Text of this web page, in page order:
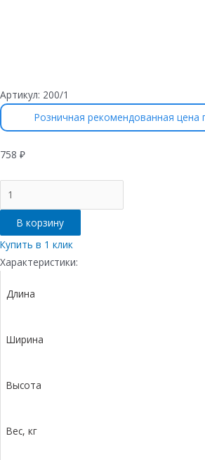
Артикул: 200/1
Розничная рекомендованная цена
758 ₽
товара
Решетка
водоприемная
Gidrolica
Point
РВ-28,5.28,5
штампованная
кл.
В корзину
Купить в 1 клик
Характеристики:
Длина
Ширина
Высота
Вес, кг